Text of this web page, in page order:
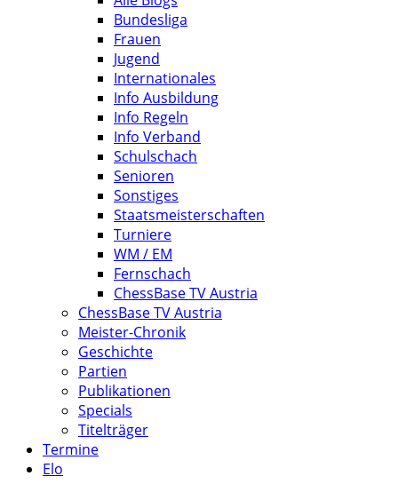
Bundesliga
Frauen
Jugend
Internationales
Info Ausbildung
Info Regeln
Info Verband
Schulschach
Senioren
Sonstiges
Staatsmeisterschaften
Turniere
WM / EM
Fernschach
ChessBase TV Austria
ChessBase TV Austria
Meister-Chronik
Geschichte
Partien
Publikationen
Specials
Titelträger
Termine
Elo